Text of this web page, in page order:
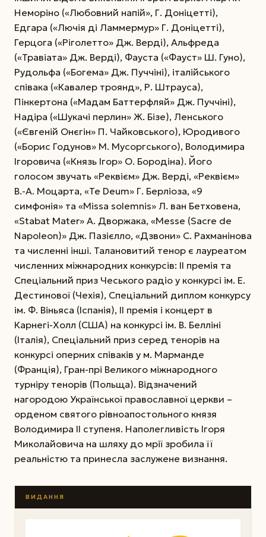
Неморіно («Любовний напій», Г. Доніцетті),
Едгара («Лючія ді Ламмермур» Г. Доніцетті),
Герцога («Ріголетто» Дж. Верді), Альфреда
(«Травіата» Дж. Верді), Фауста («Фауст» Ш. Гуно),
Рудольфа («Богема» Дж. Пуччіні), італійського
співака («Кавалер троянд», Р. Штрауса),
Пінкертона («Мадам Баттерфляй» Дж. Пуччіні),
Надіра («Шукачі перлин» Ж. Бізе), Ленського
(«Євгеній Онєгін» П. Чайковського), Юродивого
(«Борис Годунов» М. Мусоргського), Володимира
Ігоровича («Князь Ігор» О. Бородіна). Його
голосом звучать «Реквієм» Дж. Верді, «Реквієм»
В.-А. Моцарта, «Те Deum» Г. Берліоза, «9
симфонія» та «Missa solemnis» Л. ван Бетховена,
«Stabat Mater» А. Дворжака, «Messe (Sacre de
Napoleon)» Дж. Пазієлло, «Дзвони» С. Рахманінова
та численні інші. Талановитий тенор є лауреатом
численних міжнародних конкурсів: ІІ премія та
Спеціальний приз Чеського радіо у конкурсі ім. Е.
Дестинової (Чехія), Спеціальний диплом конкурсу
ім. Ф. Віньяса (Іспанія), ІІ премія і концерт в
Карнегі-Холл (США) на конкурсі ім. В. Белліні
(Італія), Спеціальний приз серед тенорів на
конкурсі оперних співаків у м. Марманде
(Франція), Гран-прі Великого міжнародного
турніру тенорів (Польща). Відзначений
нагородою Української православної церкви –
орденом святого рівноапостольного князя
Володимира ІІ ступеня. Наполегливість Ігоря
Миколайовича на шляху до мрії зробила її
реальністю та принесла заслужене визнання.
ВИДАННЯ